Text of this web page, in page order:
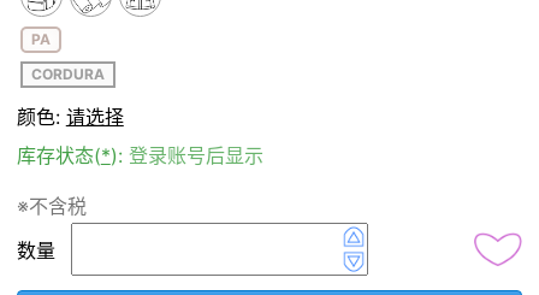
PA
CORDURA
颜色: 请选择
库存状态(*): 登录账号后显示
※不含税
数量